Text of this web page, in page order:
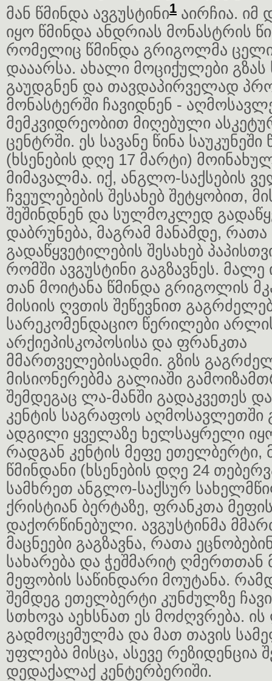
მან წმინდა ავგუსტინი1 აირჩია. იმ
იყო წმინდა ანდრიას მონასტრის
რომელიც წმინდა გრიგოლმა
დააარსა. ახალი მოციქულები
გაუდგნენ და თავდაპირველად
მონასტერში ჩავიდნენ -
მემკვიდრეობით მიღებული
ცენტრში. ეს სავანე წინა
(ხსენების დღე 17 მარტი)
მიმავალმა. იქ, ანგლო-საქსების
ჩვეულებების შესახებ შეტყობით,
შეშინდნენ და სულმოკლედ
დაბრუნება, მაგრამ მანამდე, რათა
გადაწყვეტილების შესახებ
რომში ავგუსტინი გაგზავნეს.
თან მოიტანა წმინდა გრიგოლის
მისიის ღვთის შეწევნით
სარეკომენდაციო წერილები
არქიეპისკოპოსისა და ფრანკთა
მმართველებისადმი. გზის
მისიონერებმა გალიაში
შემდეგაც ლა-მანში გადაკვეთეს
კენტის საგრაფოს აღმოსავლეთში
ადგილი ყველაზე ხელსაყრელი
რადგან კენტის მეფე ეთელბერტი,
წმინდანი (ხსენების დღე 24
სამხრეთ ანგლო-საქსურ
ქრისტიან ბერტაზე, ფრანკთა
დაქორწინებული. ავგუსტინმა
მაცნეები გაგზავნა, რათა
სახარება და ჭეშმარიტ
მეფობის საწინდარი მოუტანა.
შემდეგ ეთელბერტი კუნძულზე
სთხოვა აეხსნათ ეს მოძღვრება.
გადმოცემულმა და მათ თავის
უფლება მისცა, ასევე რეზიდენცია
დედაქალაქ კენტერბერიში.